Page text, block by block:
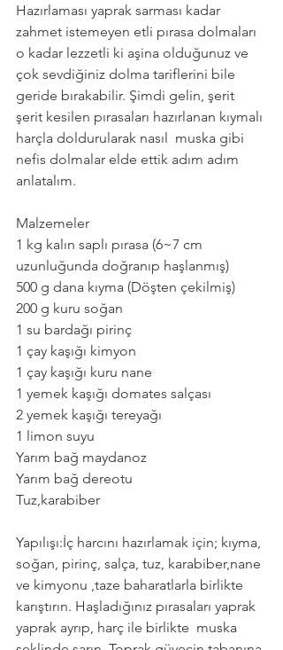
Hazırlaması yaprak sarması kadar
zahmet istemeyen etli pırasa dolmaları
o kadar lezzetli ki aşina olduğunuz ve
çok sevdiğiniz dolma tariflerini bile
geride bırakabilir. Şimdi gelin, şerit
şerit kesilen pırasaları hazırlanan kıymalı
harçla doldurularak nasıl  muska gibi
nefis dolmalar elde ettik adım adım
anlatalım.
Malzemeler
1 kg kalın saplı pırasa (6~7 cm
uzunluğunda doğranıp haşlanmış)
500 g dana kıyma (Döşten çekilmiş)
200 g kuru soğan
1 su bardağı pirinç
1 çay kaşığı kimyon
1 çay kaşığı kuru nane
1 yemek kaşığı domates salçası
2 yemek kaşığı tereyağı
1 limon suyu
Yarım bağ maydanoz
Yarım bağ dereotu
Tuz,karabiber
Yapılışı:İç harcını hazırlamak için; kıyma,
soğan, pirinç, salça, tuz, karabiber,nane
ve kimyonu ,taze baharatlarla birlikte
karıştırın. Haşladığınız pırasaları yaprak
yaprak ayrıp, harç ile birlikte  muska